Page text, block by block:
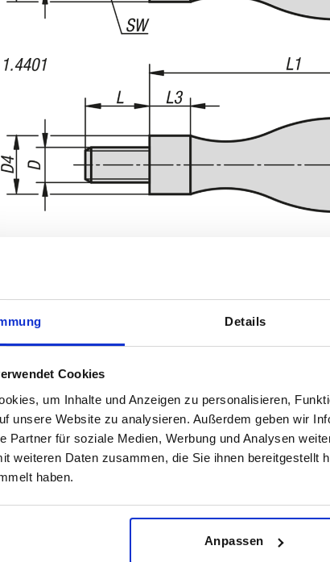
Details
Cookies
um Inhalte und Anzeigen zu personalisieren,
unsere Website zu analysieren. Außerdem geben wir
Partner für soziale Medien, Werbung und Analysen
weiteren Daten zusammen, die Sie ihnen bereitgestellt
haben.
Anpassen
L1
50
64
67
80
Ausführung 2
TABELLE VERGRÖSSERN
in regelmäßigen Abständen mehrmals täglich aktualisiert.
Ihrer Bestellung erfahren Sie das bestätigte